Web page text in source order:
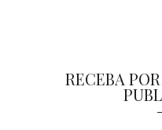
RECEBA